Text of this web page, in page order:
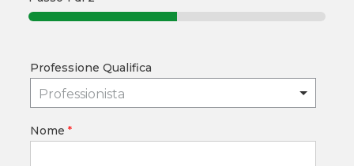
Professione Qualifica
Professionista
Nome *